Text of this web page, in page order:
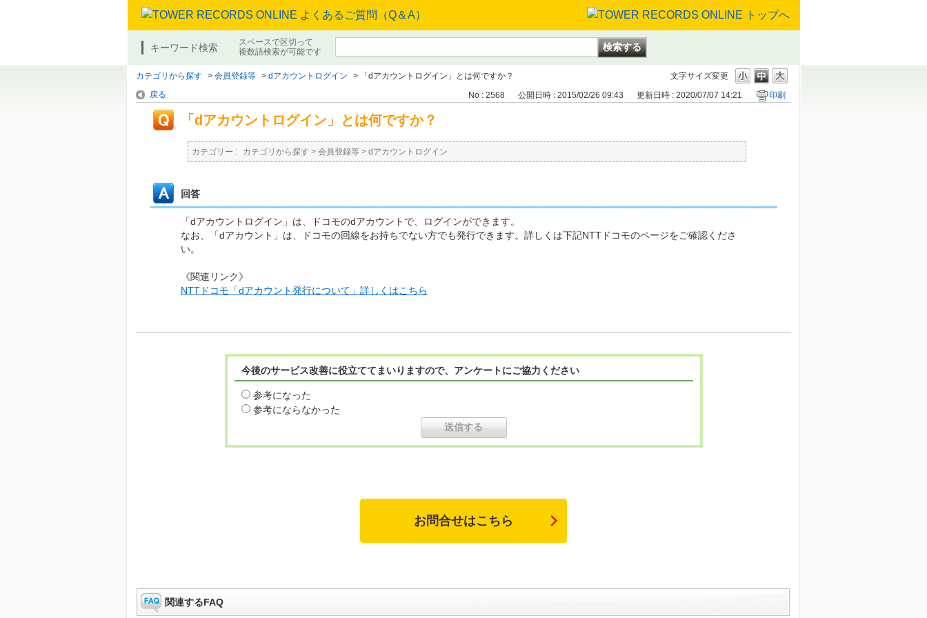
キーワード検索
スペースで区切って
複数語検索が可能です
文字サイズ変更
カテゴリから探す > 会員登録等 > dアカウントログイン >
「dアカウントログイン」とは何ですか？
戻る
No : 2568 公開日時 : 2015/02/26 09:43 更新日時 : 2020/07/07 14:21 印刷
「dアカウントログイン」とは何ですか？
カテゴリー : カテゴリから探す > 会員登録等 > dアカウントログイン
回答
「dアカウントログイン」は、ドコモのdアカウントで、ログインができます。
なお、「dアカウント」は、ドコモの回線をお持ちでない方でも発行できます。詳しくは下記NTTドコモのページをご確認くださ
い。
《関連リンク》
NTTドコモ「dアカウント発行について」詳しくはこちら
今後のサービス改善に役立ててまいりますので、アンケートにご協力ください
参考になった
参考にならなかった
お問合せはこちら
関連するFAQ